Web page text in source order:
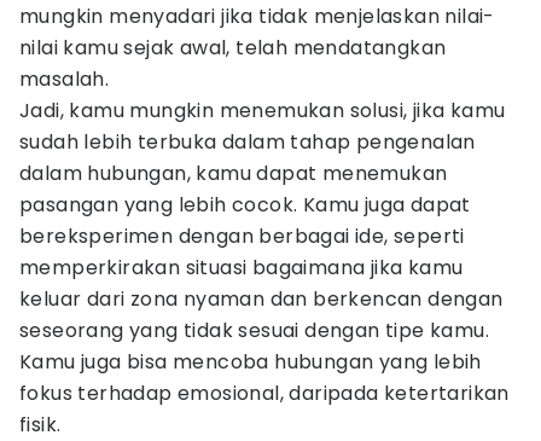
mungkin menyadari jika tidak menjelaskan nilai-
nilai kamu sejak awal, telah mendatangkan
masalah.
Jadi, kamu mungkin menemukan solusi, jika kamu
sudah lebih terbuka dalam tahap pengenalan
dalam hubungan, kamu dapat menemukan
pasangan yang lebih cocok. Kamu juga dapat
bereksperimen dengan berbagai ide, seperti
memperkirakan situasi bagaimana jika kamu
keluar dari zona nyaman dan berkencan dengan
seseorang yang tidak sesuai dengan tipe kamu.
Kamu juga bisa mencoba hubungan yang lebih
fokus terhadap emosional, daripada ketertarikan
fisik.